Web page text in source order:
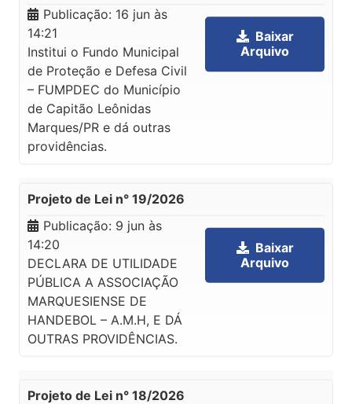
Publicação: 16 jun às
14:21
Institui o Fundo Municipal
de Proteção e Defesa Civil
– FUMPDEC do Município
de Capitão Leônidas
Marques/PR e dá outras
providências.
Baixar
Arquivo
Projeto de Lei n° 19/2026
Publicação: 9 jun às
14:20
DECLARA DE UTILIDADE
PÚBLICA A ASSOCIAÇÃO
MARQUESIENSE DE
HANDEBOL – A.M.H, E DÁ
OUTRAS PROVIDÊNCIAS.
Baixar
Arquivo
Projeto de Lei n° 18/2026